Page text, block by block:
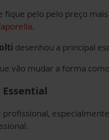
fique pelo pelo preço
.
desenhou a principal
vão mudar a forma